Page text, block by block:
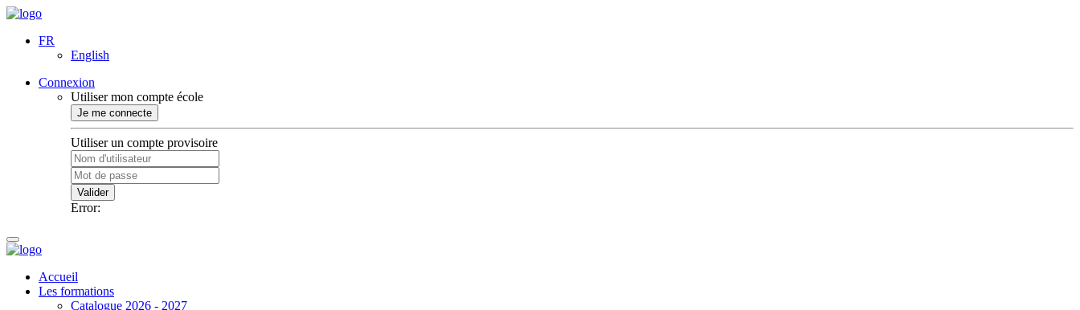
FR
English
Connexion
Utiliser mon compte école
Je me connecte
Utiliser un compte provisoire
Valider
Error:
Accueil
Les formations
Catalogue 2026 - 2027